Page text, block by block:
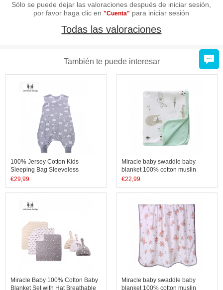
Sólo se puede dejar las valoraciones después de iniciar sesión,
por favor haga clic en"Cuenta" para iniciar sesión
Todas las valoraciones
También te puede interesar
100% Jersey Cotton Kids
Sleeping Bag Sleeveless
Children Sleeping Sack with
Zipper Newborn Wearable
Knitted Baby Sleeping Bag
€29,99
Miracle baby swaddle baby
blanket 100% cotton muslin
swaddle blankets double layer
muslin swaddle blanket
€22,99
Miracle Baby 100% Cotton Baby
Blanket Set with Hat Breathable
Miracle baby swaddle baby
blanket 100% cotton muslin